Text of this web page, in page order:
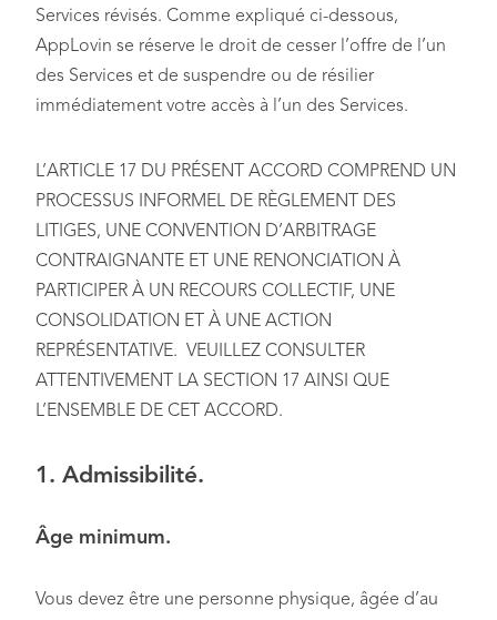
Services révisés. Comme expliqué ci-dessous,
AppLovin se réserve le droit de cesser l’offre de l’un
des Services et de suspendre ou de résilier
immédiatement votre accès à l’un des Services.
L’ARTICLE 17 DU PRÉSENT ACCORD COMPREND UN
PROCESSUS INFORMEL DE RÈGLEMENT DES
LITIGES, UNE CONVENTION D’ARBITRAGE
CONTRAIGNANTE ET UNE RENONCIATION À
PARTICIPER À UN RECOURS COLLECTIF, UNE
CONSOLIDATION ET À UNE ACTION
REPRÉSENTATIVE. VEUILLEZ CONSULTER
ATTENTIVEMENT LA SECTION 17 AINSI QUE
L’ENSEMBLE DE CET ACCORD.
1. Admissibilité.
Âge minimum.
Vous devez être une personne physique, âgée d’au